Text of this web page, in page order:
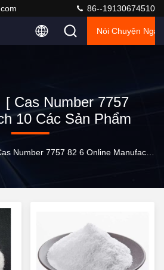
86--19130674510
Nói Chuyện Ngay.
Cas Number 7757
10 Các Sản Phẩm
Cas Number 7757 82 6 Online Manufacturer